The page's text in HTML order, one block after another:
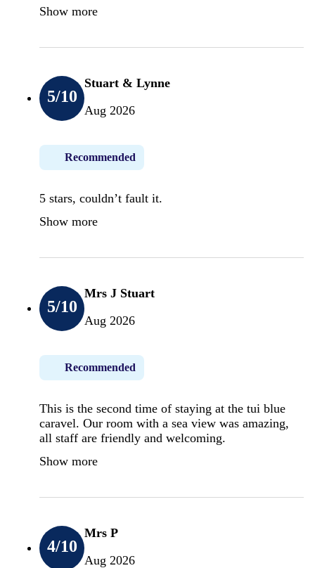
Show more
5/10
Stuart & Lynne
Aug 2026
Recommended
5 stars, couldn’t fault it.
Show more
5/10
Mrs J Stuart
Aug 2026
Recommended
This is the second time of staying at the tui blue
caravel. Our room with a sea view was amazing,
all staff are friendly and welcoming.
Show more
4/10
Mrs P
Aug 2026